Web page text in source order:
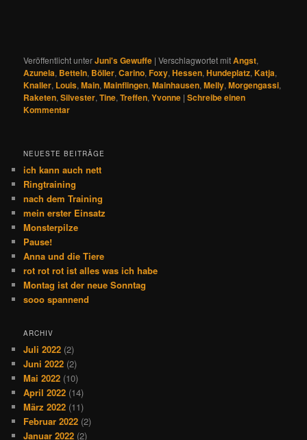
Veröffentlicht unterJuni's Gewuffe |Verschlagwortet mitAngst,
Azunela, Betteln, Böller,Carino,Foxy,Hessen,Hundeplatz,Katja,
Knaller, Louis,Main,Mainflingen,Mainhausen,Melly,Morgengassi,
Raketen,Silvester,Tine,Treffen,Yvonne |Schreibe einen
Kommentar
NEUESTE BEITRÄGE
ich kann auch nett
Ringtraining
nach dem Training
mein erster Einsatz
Monsterpilze
Pause!
Anna und die Tiere
rot rot rot ist alles was ich habe
Montag ist der neue Sonntag
sooo spannend
ARCHIV
Juli 2022 (2)
Juni 2022 (2)
Mai 2022 (10)
April 2022 (14)
März 2022 (11)
Februar 2022 (2)
Januar 2022 (2)